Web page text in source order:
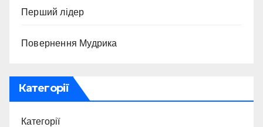
Перший лідер
Повернення Мудрика
Категорії
Категорії